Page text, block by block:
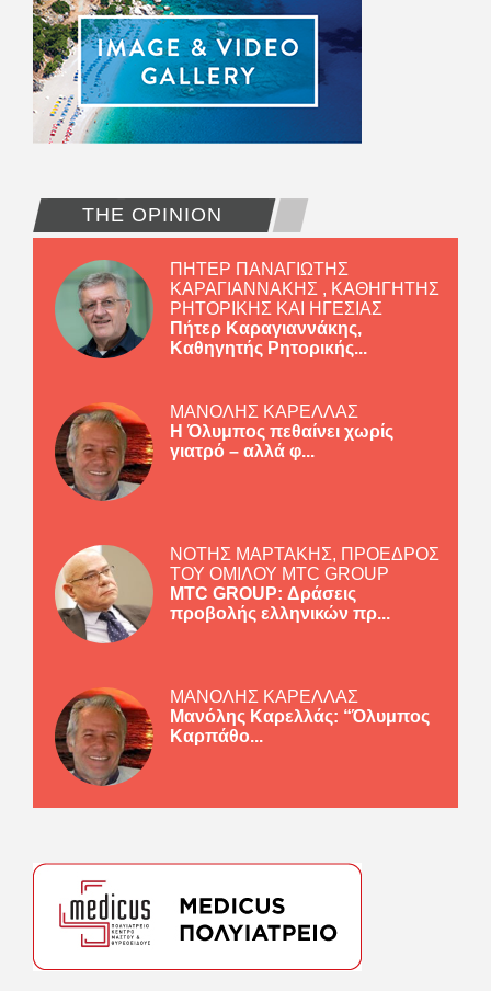
THE OPINION
ΠΗΤΕΡ ΠΑΝΑΓΙΩΤΗΣ
ΚΑΡΑΓΙΑΝΝΑΚΗΣ , ΚΑΘΗΓΗΤΗΣ
ΡΗΤΟΡΙΚΗΣ ΚΑΙ ΗΓΕΣΙΑΣ
Πήτερ Καραγιαννάκης,
Καθηγητής Ρητορικής...
ΜΑΝΟΛΗΣ ΚΑΡΕΛΛΑΣ
Η Όλυμπος πεθαίνει χωρίς
γιατρό – αλλά φ...
ΝΟΤΗΣ ΜΑΡΤΑΚΗΣ, ΠΡΟΕΔΡΟΣ
ΤΟΥ ΟΜΙΛΟΥ MTC GROUP
MTC GROUP: Δράσεις
προβολής ελληνικών πρ...
ΜΑΝΟΛΗΣ ΚΑΡΕΛΛΑΣ
Μανόλης Καρελλάς: “Όλυμπος
Καρπάθο...